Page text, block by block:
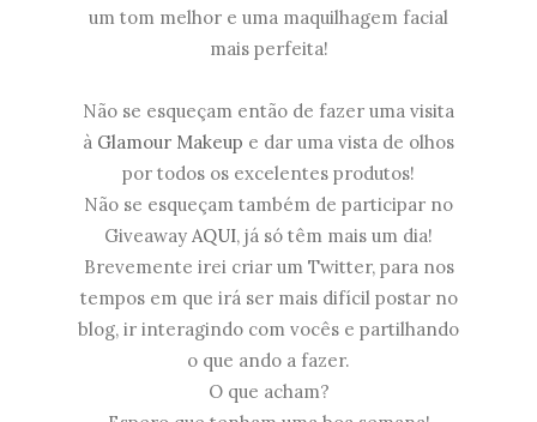
um tom melhor e uma maquilhagem facial
mais perfeita!
Não se esqueçam então de fazer uma visita
à Glamour Makeup e dar uma vista de olhos
por todos os excelentes produtos!
Não se esqueçam também de participar no
Giveaway AQUI, já só têm mais um dia!
Brevemente irei criar um Twitter, para nos
tempos em que irá ser mais difícil postar no
blog, ir interagindo com vocês e partilhando
o que ando a fazer.
O que acham?